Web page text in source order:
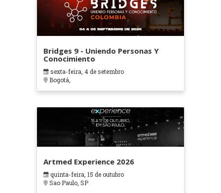
Bridges 9 - Uniendo Personas Y
Conocimiento
sexta-feira, 4 de setembro
Bogotá,
Artmed Experience 2026
quinta-feira, 15 de outubro
Sao Paulo, SP